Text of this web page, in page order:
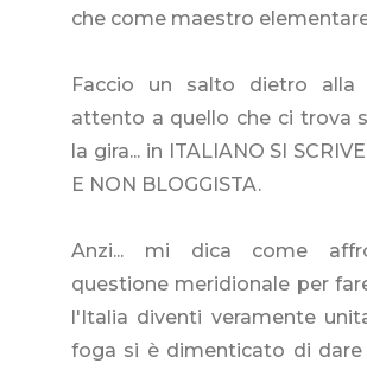
che come maestro
Faccio un salto dietro alla
attento a quello che ci trova
la gira... in ITALIANO SI
E NON BLOGGISTA.
Anzi... mi dica come
questione meridionale per
l'Italia diventi veramente
foga si è dimenticato di